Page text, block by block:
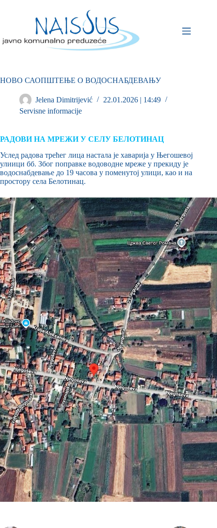
НОВО САОПШТЕЊЕ О ВОДОСНАБДЕВАЊУ
Jelena Dimitrijević
22.01.2026 | 14:49
Servisne informacije
РАДОВИ НА МРЕЖИ У СЕЛУ БЕЛОТИНАЦ
Услед радова трећег лица настала је хаварија у Његошевој
улиици бб. Због поправке водоводне мреже у прекиду је
водоснабдевање до 19 часова у поменутој улици, као и на
простору села Белотинац.